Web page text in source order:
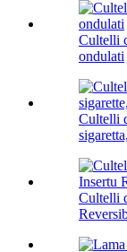
Cultelli
ondulati
Cultelli
Cultelli